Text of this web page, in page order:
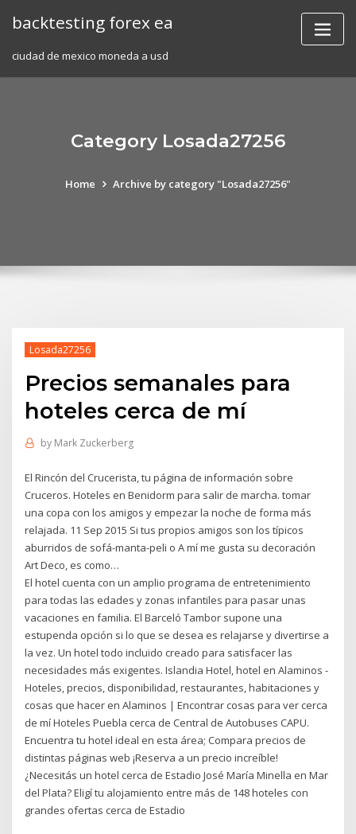
backtesting forex ea
ciudad de mexico moneda a usd
Category Losada27256
Home Archive by category "Losada27256"
Losada27256
Precios semanales para
hoteles cerca de mí
by Mark Zuckerberg
El Rincón del Crucerista, tu página de información sobre
Cruceros. Hoteles en Benidorm para salir de marcha. tomar
una copa con los amigos y empezar la noche de forma más
relajada. 11 Sep 2015 Si tus propios amigos son los típicos
aburridos de sofá-manta-peli o A mí me gusta su decoración
Art Deco, es como…
El hotel cuenta con un amplio programa de entretenimiento
para todas las edades y zonas infantiles para pasar unas
vacaciones en familia. El Barceló Tambor supone una
estupenda opción si lo que se desea es relajarse y divertirse a
la vez. Un hotel todo incluido creado para satisfacer las
necesidades más exigentes. Islandia Hotel, hotel en Alaminos -
Hoteles, precios, disponibilidad, restaurantes, habitaciones y
cosas que hacer en Alaminos | Encontrar cosas para ver cerca
de mí Hoteles Puebla cerca de Central de Autobuses CAPU.
Encuentra tu hotel ideal en esta área; Compara precios de
distintas páginas web ¡Reserva a un precio increíble!
¿Necesitás un hotel cerca de Estadio José María Minella en Mar
del Plata? Eligí tu alojamiento entre más de 148 hoteles con
grandes ofertas cerca de Estadio